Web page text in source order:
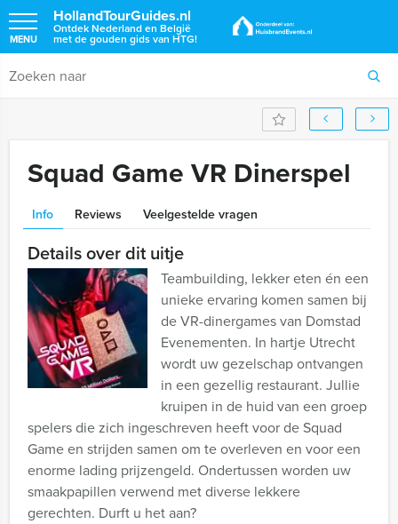
HollandTourGuides.nl
Ontdek Nederland en België
met de gouden gids van HTG!
MENU
Squad Game VR Dinerspel
Info Reviews Veelgestelde vragen
Details over dit uitje
Teambuilding, lekker eten én een
unieke ervaring komen samen bij
de VR-dinergames van Domstad
Evenementen. In hartje Utrecht
wordt uw gezelschap ontvangen
in een gezellig restaurant. Jullie
kruipen in de huid van een groep
spelers die zich ingeschreven heeft voor de Squad
Game en strijden samen om te overleven en voor een
enorme lading prijzengeld. Ondertussen worden uw
smaakpapillen verwend met diverse lekkere
gerechten. Durft u het aan?